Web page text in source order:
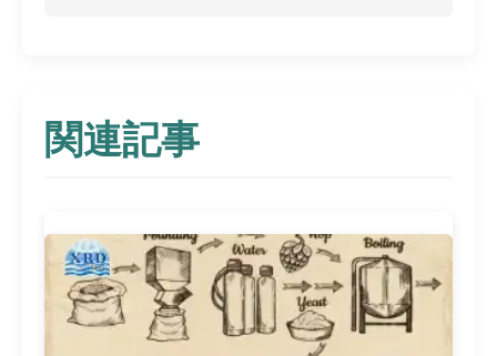
関連記事